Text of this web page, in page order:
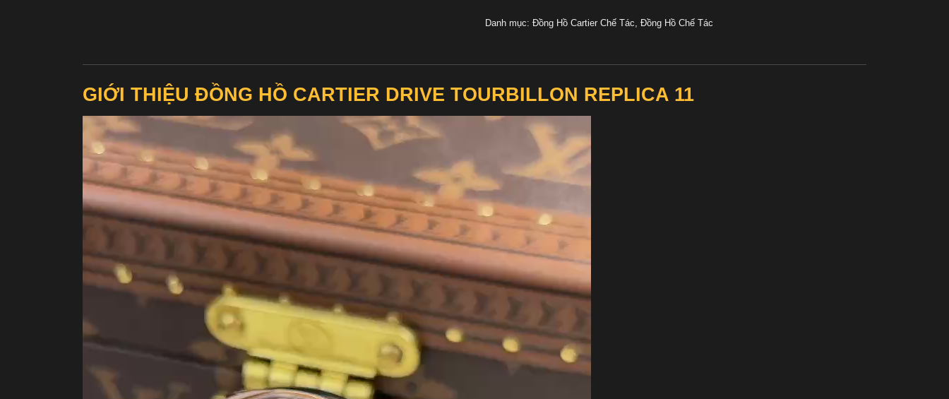
Danh mục: Đồng Hồ Cartier Chế Tác Đồng Hồ Chế Tác
GIỚI THIỆU ĐỒNG HỒ CARTIER DRIVE TOURBILLON REPLICA 11